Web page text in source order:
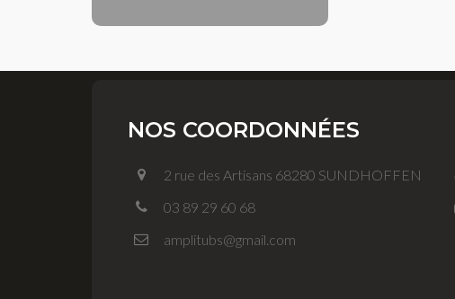
NOS COORDONNÉES
2 rue des Artisans 68280 SUNDHOFFEN
03 89 29 60 68
amplitubs@gmail.com